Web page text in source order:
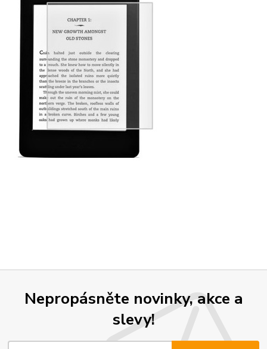
Nepropásněte novinky, akce a
slevy!